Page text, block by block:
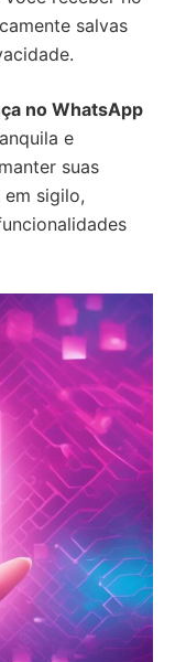
salvas
no WhatsApp
e
suas
em sigilo,